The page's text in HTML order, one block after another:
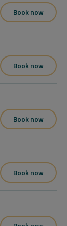
Book now
Book now
Book now
Book now